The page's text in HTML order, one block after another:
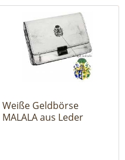
Weiße Geldbörse
MALALA aus Leder